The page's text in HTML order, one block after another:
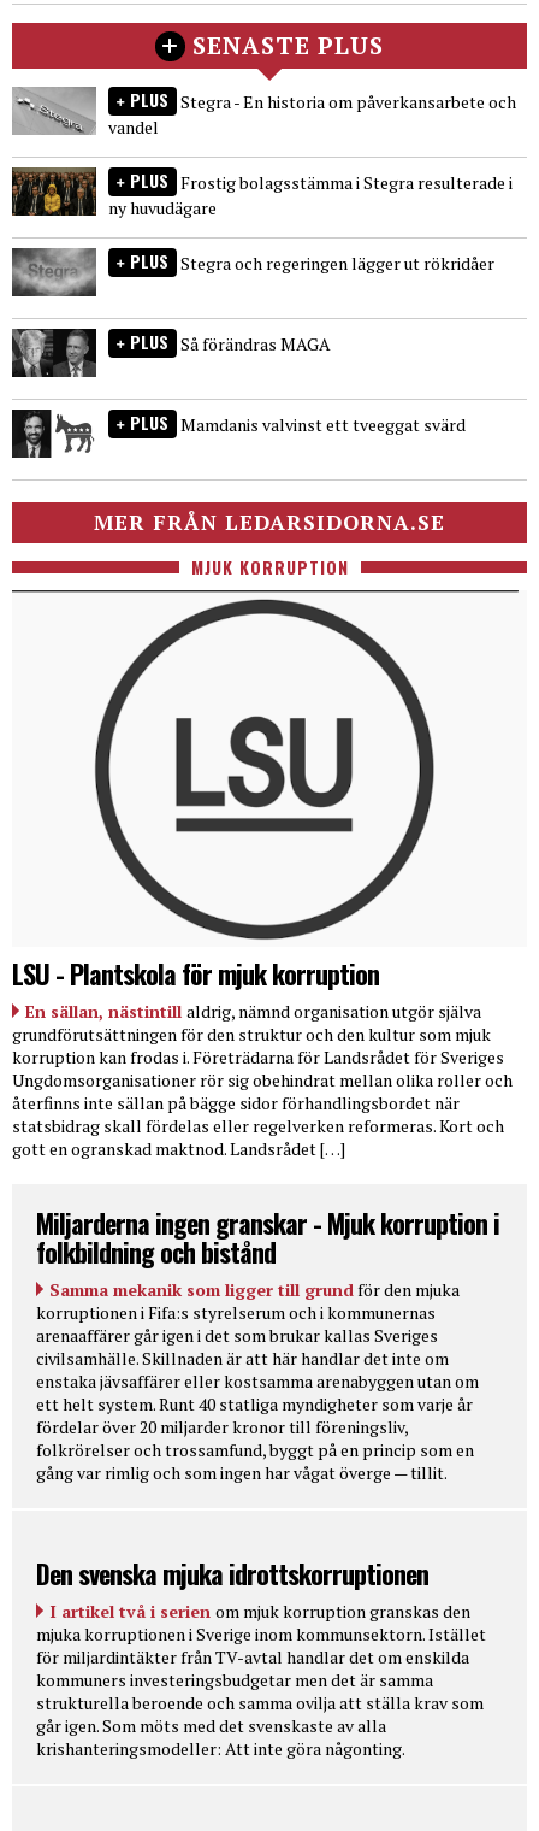
SENASTE PLUS
PLUS Stegra - En historia om påverkansarbete och
vandel
PLUS Frostig bolagsstämma i Stegra resulterade i
ny huvudägare
PLUS Stegra och regeringen lägger ut rökridåer
PLUS Så förändras MAGA
PLUS Mamdanis valvinst ett tveeggat svärd
MER FRÅN LEDARSIDORNA.SE
MJUK KORRUPTION
LSU - Plantskola för mjuk korruption
En sällan, nästintill aldrig, nämnd organisation utgör själva
grundförutsättningen för den struktur och den kultur som mjuk
korruption kan frodas i. Företrädarna för Landsrådet för Sveriges
Ungdomsorganisationer rör sig obehindrat mellan olika roller och
återfinns inte sällan på bägge sidor förhandlingsbordet när
statsbidrag skall fördelas eller regelverken reformeras. Kort och
gott en ogranskad maktnod. Landsrådet […]
Miljarderna ingen granskar - Mjuk korruption i
folkbildning och bistånd
Samma mekanik som ligger till grundför den mjuka
korruptionen i Fifa:s styrelserum och i kommunernas
arenaaffärer går igen i det som brukar kallas Sveriges
civilsamhälle. Skillnaden är att här handlar det inte om
enstaka jävsaffärer eller kostsamma arenabyggen utan om
ett helt system. Runt 40 statliga myndigheter som varje år
fördelar över 20 miljarder kronor till föreningsliv,
folkrörelser och trossamfund, byggt på en princip som en
gång var rimlig och som ingen har vågat överge — tillit.
Den svenska mjuka idrottskorruptionen
I artikel två i serien om mjuk korruption granskas den
mjuka korruptionen i Sverige inom kommunsektorn. Istället
för miljardintäkter från TV-avtal handlar det om enskilda
kommuners investeringsbudgetar men det är samma
strukturella beroende och samma ovilja att ställa krav som
går igen. Som möts med det svenskaste av alla
krishanteringsmodeller: Att inte göra någonting.